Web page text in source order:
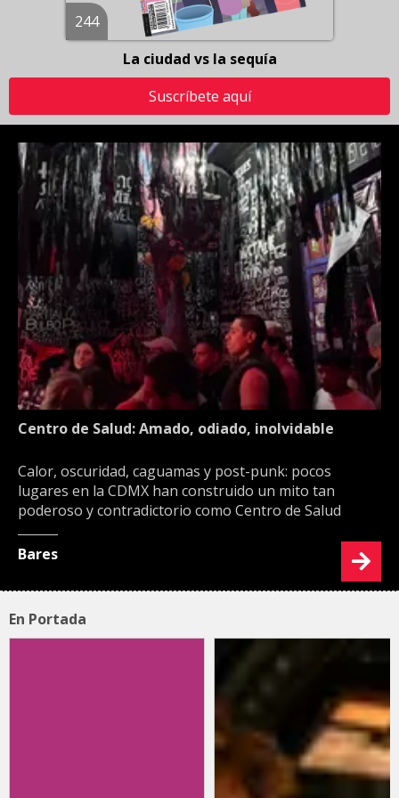
244
La ciudad vs la sequía
Suscríbete aquí
Centro de Salud: Amado, odiado, inolvidable
Calor, oscuridad, caguamas y post-punk: pocos
lugares en la CDMX han construido un mito tan
poderoso y contradictorio como Centro de Salud
Bares
En Portada